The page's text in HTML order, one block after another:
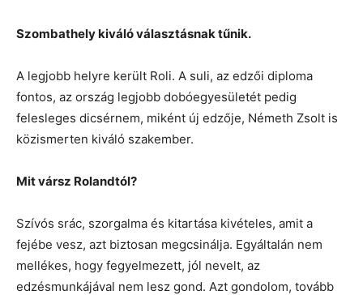
Szombathely kiváló választásnak tűnik.
A legjobb helyre került Roli. A suli, az edzői diploma
fontos, az ország legjobb dobóegyesületét pedig
felesleges dicsérnem, miként új edzője, Németh Zsolt is
közismerten kiváló szakember.
Mit vársz Rolandtól?
Szívós srác, szorgalma és kitartása kivételes, amit a
fejébe vesz, azt biztosan megcsinálja. Egyáltalán nem
mellékes, hogy fegyelmezett, jól nevelt, az
edzésmunkájával nem lesz gond. Azt gondolom, tovább